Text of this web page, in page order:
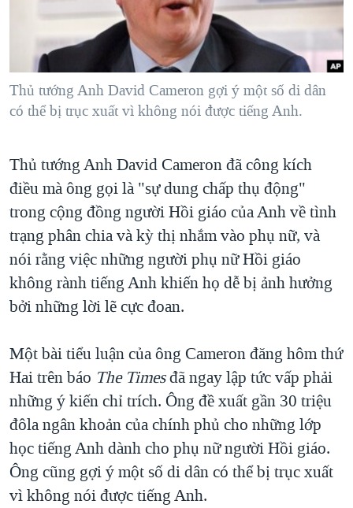
NGƯỜI VIỆT HẢI NGOẠI
ĐỜI SỐNG
KINH TẾ
KHOA HỌC
VĂN HOÁ
THỂ THAO
GIÁO DỤC
HÀNH TRÌNH BẦU CỬ 2024
MỘT NĂM CHIẾN TRANH TẠI DẢI GAZA
GIẢI MÃ VÀNH ĐAI & CON ĐƯỜNG
NGÀY TỊ NẠN THẾ GIỚI
GROUND ZERO – XƯA VÀ NAY
CHI PHÍ CHIẾN TRANH AFGHANISTAN
CÁC GIÁ TRỊ CỘNG HÒA Ở VIỆT NAM
THƯỢNG ĐỈNH TRUMP-KIM TẠI VIỆT NAM
TRỊNH VĨNH BÌNH VS. CHÍNH PHỦ VIỆT NAM
NGƯ DÂN VIỆT VÀ LÀN SÓNG TRỘM HẢI SÂM
BÊN KIA QUỐC LỘ: TIẾNG VỌNG TỪ NÔNG THÔN MỸ
QUAN HỆ VIỆT MỸ
VIDEO
NGHE
MẠNG XÃ HỘI
Ngôn ngữ khác
Thủ tướng Anh David Cameron gợi ý một số di dân
có thể bị trục xuất vì không nói được tiếng Anh.
Thủ tướng Anh David Cameron đã công kích
điều mà ông gọi là "sự dung chấp thụ động"
trong cộng đồng người Hồi giáo của Anh về tình
trạng phân chia và kỳ thị nhắm vào phụ nữ, và
nói rằng việc những người phụ nữ Hồi giáo
không rành tiếng Anh khiến họ dễ bị ảnh hưởng
bởi những lời lẽ cực đoan.
Một bài tiểu luận của ông Cameron đăng hôm thứ
Hai trên báo The Timesđã ngay lập tức vấp phải
những ý kiến chỉ trích. Ông đề xuất gần 30 triệu
đôla ngân khoản của chính phủ cho những lớp
học tiếng Anh dành cho phụ nữ người Hồi giáo.
Ông cũng gợi ý một số di dân có thể bị trục xuất
vì không nói được tiếng Anh.